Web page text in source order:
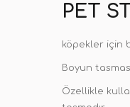
PET
köpekler için
Boyun
Özellikle